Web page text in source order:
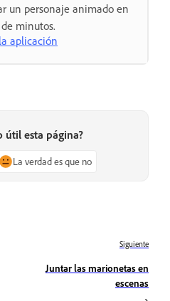
un personaje animado en
minutos.
aplicación
útil esta página?
La verdad es que no
Siguiente
Juntar las marionetas en
escenas